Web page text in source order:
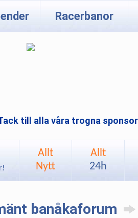
Racerbanor
till alla våra trogna
Allt
Nytt
Allt
24h
banåkaforum